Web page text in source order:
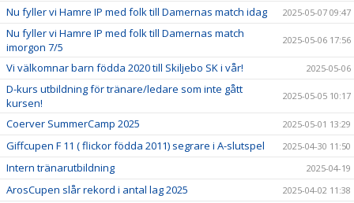
Nu fyller vi Hamre IP med folk till Damernas match idag 2025-05-07 09:47
Nu fyller vi Hamre IP med folk till Damernas match
imorgon 7/5
2025-05-06 17:56
Vi välkomnar barn födda 2020 till Skiljebo SK i vår! 2025-05-06
D-kurs utbildning för tränare/ledare som inte gått
kursen!
2025-05-05 10:17
Coerver SummerCamp 2025 2025-05-01 13:29
Giffcupen F 11 ( flickor födda 2011) segrare i A-slutspel 2025-04-30 11:50
Intern tränarutbildning 2025-04-19
ArosCupen slår rekord i antal lag 2025 2025-04-02 11:38